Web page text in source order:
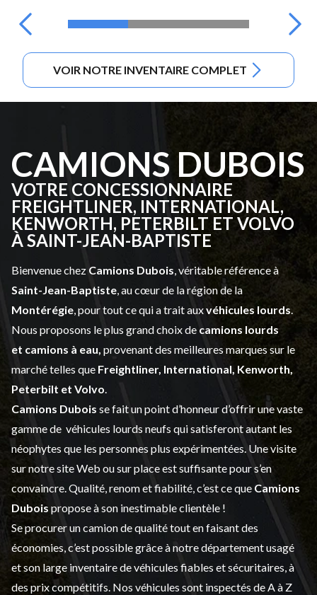
VOIR NOTRE INVENTAIRE COMPLET
CAMIONS DUBOIS
VOTRE CONCESSIONNAIRE
FREIGHTLINER, INTERNATIONAL,
KENWORTH, PETERBILT ET VOLVO
À SAINT-JEAN-BAPTISTE
Bienvenue chez Camions Dubois , véritable référence à
Saint-Jean-Baptiste , au cœur de la région de la
Montérégie , pour tout ce qui a trait auxvéhicules lourds
Nous proposons le plus grand choix de camions lourds
et camions à eau, provenant des meilleures marques sur le
marché telles que Freightliner, International, Kenworth,
Peterbilt et Volvo
Camions Dubois se fait un point d’honneur d’offrir une vaste
gamme de véhicules lourds neufs qui satisferont autant les
néophytes que les personnes plus expérimentées. Une visite
sur notre site Web ou sur place est suffisante pour s’en
convaincre. Qualité, renom et fiabilité, c’est ce que Camions
Dubois propose à son inestimable clientèle !
Se procurer un camion de qualité tout en faisant des
économies, c’est possible grâce à notredépartement usagé
et son large inventaire de véhicules fiables et sécuritaires, à
des prix compétitifs. Nos véhicules sont inspectés de A à Z